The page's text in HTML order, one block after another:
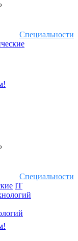
Специальности
Специальности
IT